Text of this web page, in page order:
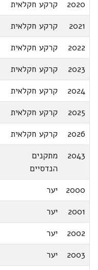
2020
קרקע חקלאית
2021
קרקע חקלאית
2022
קרקע חקלאית
2023
קרקע חקלאית
2024
קרקע חקלאית
2025
קרקע חקלאית
2026
קרקע חקלאית
2043
מתקנים
הנדסיים
2000 יער
2001
יער
2002
יער
2003
יער